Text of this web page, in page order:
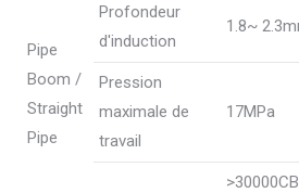
Pipe
Boom /
Straight
Pipe
Profondeur
d'induction
1.8~
Pression
maximale de
travail
17MPa